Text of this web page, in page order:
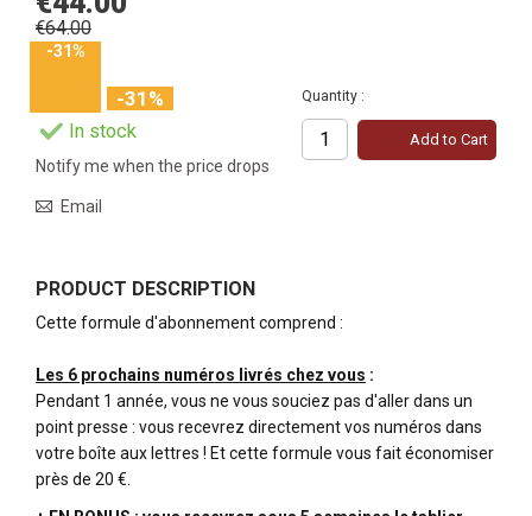
€64.00
-31%
-31%
In stock
Quantity :
Add to Cart
Notify me when the price drops
Email
PRODUCT DESCRIPTION
Cette formule d'abonnement comprend :
Les 6 prochains numéros livrés chez vous :
Pendant 1 année, vous ne vous souciez pas d'aller dans un
point presse : vous recevrez directement vos numéros dans
votre boîte aux lettres ! Et cette formule vous fait économiser
près de 20 €.